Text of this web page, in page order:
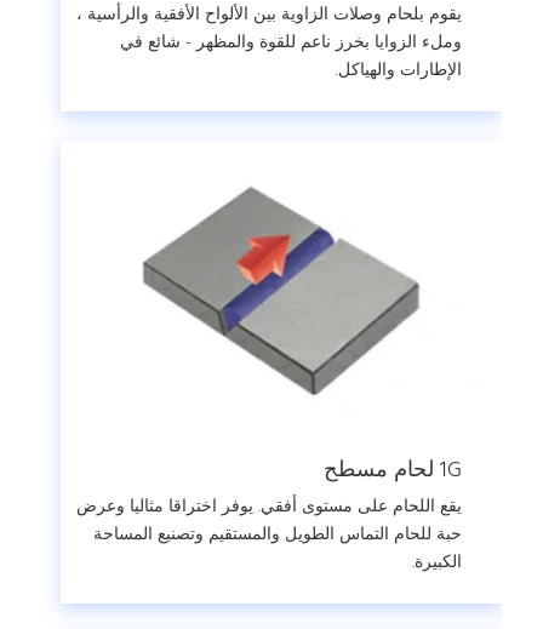
يقوم بلحام وصلات الزاوية بين الألواح الأفقية والرأسية ،
وملء الزوايا بخرز ناعم للقوة والمظهر - شائع في
الإطارات والهياكل.
1G لحام مسطح
يقع اللحام على مستوى أفقي. يوفر اختراقا مثاليا وعرض
حبة للحام التماس الطويل والمستقيم وتصنيع المساحة
الكبيرة.